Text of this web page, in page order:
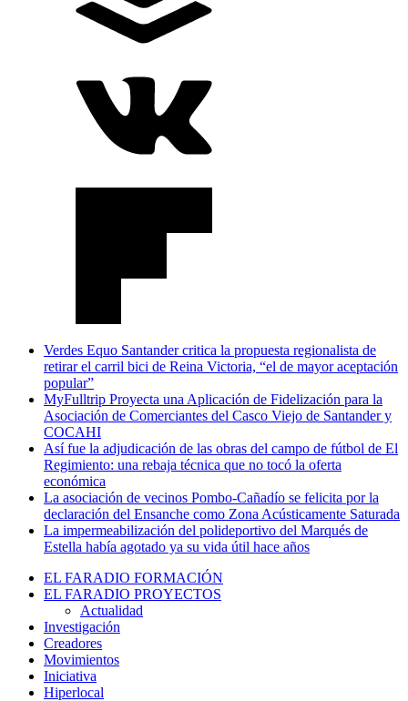
Verdes Equo Santander critica la propuesta regionalista de
retirar el carril bici de Reina Victoria, “el de mayor aceptación
popular”
MyFulltrip Proyecta una Aplicación de Fidelización para la
Asociación de Comerciantes del Casco Viejo de Santander y
COCAHI
Así fue la adjudicación de las obras del campo de fútbol de El
Regimiento: una rebaja técnica que no tocó la oferta
económica
La asociación de vecinos Pombo-Cañadío se felicita por la
declaración del Ensanche como Zona Acústicamente Saturada
La impermeabilización del polideportivo del Marqués de
Estella había agotado ya su vida útil hace años
EL FARADIO FORMACIÓN
EL FARADIO PROYECTOS
Actualidad
Investigación
Creadores
Movimientos
Iniciativa
Hiperlocal